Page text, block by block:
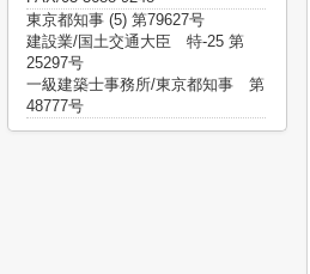
東京都知事 (5) 第79627号
建設業/国土交通大臣 特-25 第
25297号
一級建築士事務所/東京都知事 第
48777号